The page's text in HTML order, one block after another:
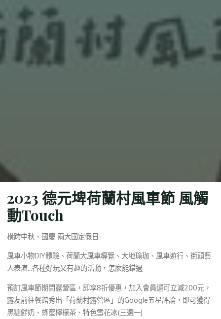
2023 德元埤荷蘭村風車節 風觸
動Touch
橫跨中秋、國慶 兩大國定假日
風車小物DIY體驗、荷蘭大風車導覽、大地瑜珈、風車遊行、街頭藝
人表演…各種好玩又有趣的活動，怎麼能錯過
預訂風車節期間露營區，即享8折優惠，加入會員還可立減200元，
露友前往餐館秀出「荷蘭村露營區」的Google五星評論，即可獲得
黑糖鮮奶、蜂蜜檸檬茶、特色雪花冰(三選一)